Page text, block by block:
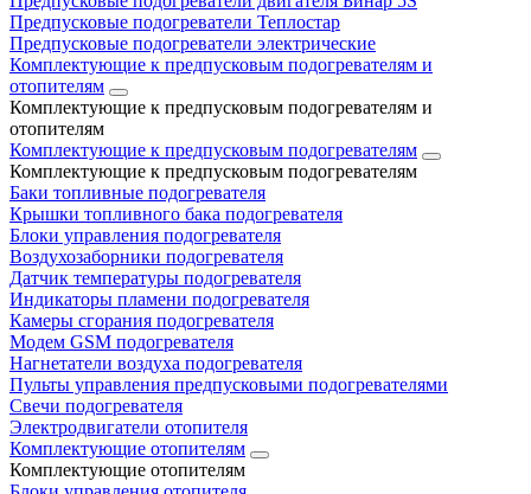
Предпусковые подогреватели Теплостар
Предпусковые подогреватели электрические
Комплектующие к предпусковым подогревателям и
отопителям
Комплектующие к предпусковым подогревателям и
отопителям
Комплектующие к предпусковым подогревателям
Комплектующие к предпусковым подогревателям
Баки топливные подогревателя
Крышки топливного бака подогревателя
Блоки управления подогревателя
Воздухозаборники подогревателя
Датчик температуры подогревателя
Индикаторы пламени подогревателя
Камеры сгорания подогревателя
Модем GSM подогревателя
Нагнетатели воздуха подогревателя
Пульты управления предпусковыми подогревателями
Свечи подогревателя
Электродвигатели отопителя
Комплектующие отопителям
Комплектующие отопителям